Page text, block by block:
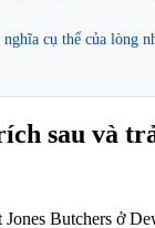
cụ thể của lòng
sau và
Butchers ở